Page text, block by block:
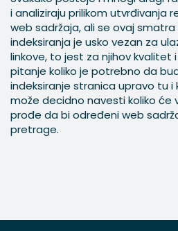
i analiziraju prilikom utvrđivanja
web sadržaja, ali se ovaj smatra
indeksiranja je usko vezan za
linkove, to jest za njihov kvalitet
pitanje koliko je potrebno da
indeksiranje stranica upravo tu i
može decidno navesti koliko će
prođe da bi određeni web
pretrage.